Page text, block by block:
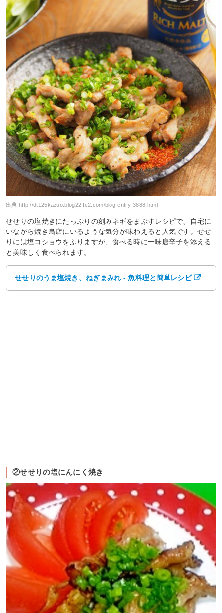
出典:http://dt125kazuo.blog22.fc2.com/blog-entry-3888.html
せせりの塩焼きにたっぷりの刻みネギをまぶすレシピで、自宅に
いながら焼き鳥店にいるような気分が味わえると人気です。せせ
りには塩コショウをふりますが、食べる時に一味唐辛子を添える
と美味しく食べられます。
せせりのうま塩焼き、ねぎまみれ - 魚料理と簡単レシピ
②せせりの塩にんにく焼き